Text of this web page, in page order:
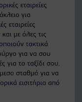
εταιρείες
για
εταιρείες
με όλες τις
τακτικά
για να σου
για το ταξίδι σου.
σταθμό για να
εισιτήρια από